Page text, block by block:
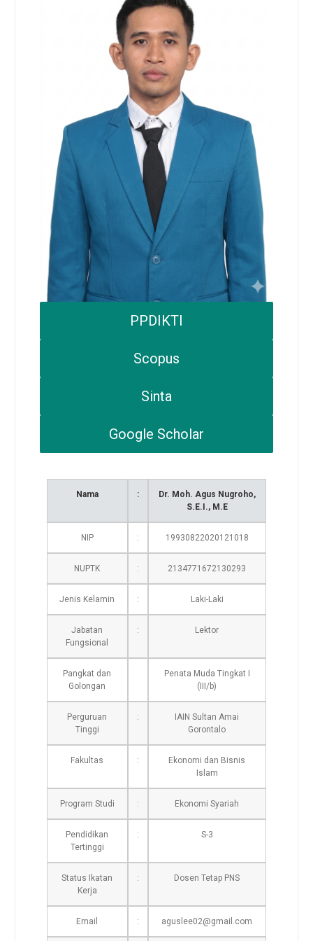
PPDIKTI
Scopus
Sinta
Google Scholar
Nama :
Dr. Moh. Agus Nugroho,
S.E.I., M.E
NIP : 19930822020121018
NUPTK : 2134771672130293
Jenis Kelamin : Laki-Laki
Jabatan
Fungsional
: Lektor
Pangkat dan
Golongan
Penata Muda Tingkat I
(III/b)
Perguruan
Tinggi
:
IAIN Sultan Amai
Gorontalo
Fakultas :
Ekonomi dan Bisnis
Islam
Program Studi : Ekonomi Syariah
Pendidikan
Tertinggi
: S-3
Status Ikatan
Kerja
: Dosen Tetap PNS
Email : aguslee02@gmail.com